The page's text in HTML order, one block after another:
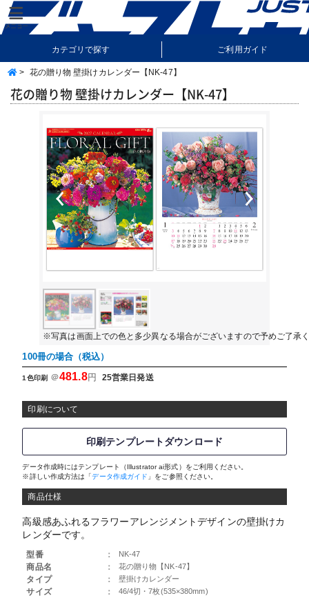
カテゴリで探す ご利用ガイド
納期・送料について
> 花の贈り物 壁掛けカレンダー【NK-47】
花の贈り物 壁掛けカレンダー【NK-47】
Previous Next
※写真は画面上での色と多少異なる場合がございますので予めご了承
100冊の場合（税込）
1色印刷 ＠481.8円 25営業日発送
印刷について
印刷テンプレートダウンロード
データ作成時にはテンプレート（Illustrator ai形式）をご利用ください。
※詳しい作成方法は「データ作成ガイド 」をご参照ください。
商品仕様
高級感あふれるフラワーアレンジメントデザインの壁掛けカ
レンダーです。
型番 ： NK-47
商品名 ： 花の贈り物【NK-47】
タイプ ： 壁掛けカレンダー
サイズ ： 46/4切・7枚(535×380mm)